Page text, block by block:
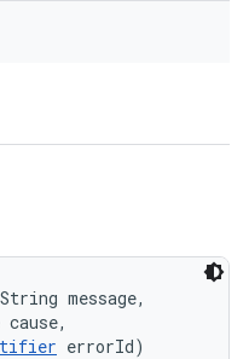
message,
cause,
errorId)